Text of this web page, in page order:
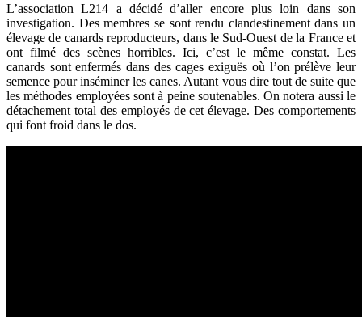
L’association L214 a décidé d’aller encore plus loin dans son
investigation. Des membres se sont rendu clandestinement dans un
élevage de canards reproducteurs, dans le Sud-Ouest de la France et
ont filmé des scènes horribles. Ici, c’est le même constat. Les
canards sont enfermés dans des cages exiguës où l’on prélève leur
semence pour inséminer les canes. Autant vous dire tout de suite que
les méthodes employées sont à peine soutenables. On notera aussi le
détachement total des employés de cet élevage. Des comportements
qui font froid dans le dos.